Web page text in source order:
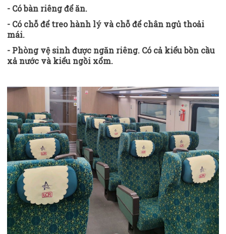
- Có bàn riêng để ăn.
- Có chỗ để treo hành lý và chỗ để chân ngủ thoải
mái.
- Phòng vệ sinh được ngăn riêng. Có cả kiểu bồn cầu
xả nước và kiểu ngồi xổm.